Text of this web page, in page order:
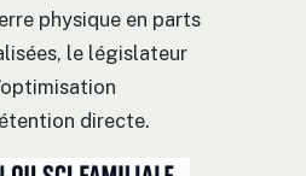
physique en parts
le législateur
directe.